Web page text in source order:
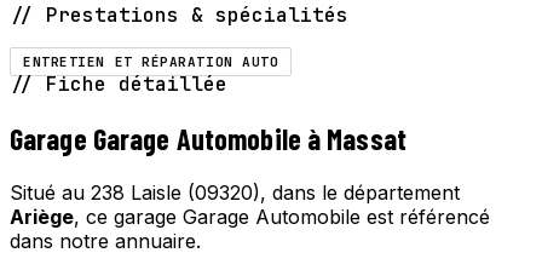
// Prestations & spécialités
ENTRETIEN ET RÉPARATION AUTO
// Fiche détaillée
Garage Garage Automobile à Massat
Situé au 238 Laisle (09320), dans le département
Ariège, ce garage Garage Automobile est référencé
dans notre annuaire.